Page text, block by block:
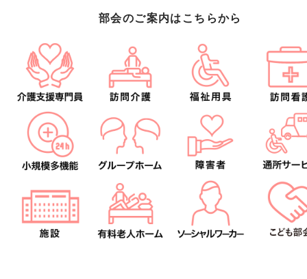
部会のご案内はこちらから